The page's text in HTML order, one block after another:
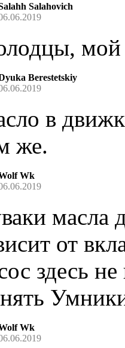
Salahovich
мой
Berestetskiy
в
же.
Wk
масла
от
здесь
Wk